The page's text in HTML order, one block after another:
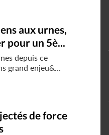
aux urnes,
pour un 5è...
depuis ce
grand enjeu&...
de force